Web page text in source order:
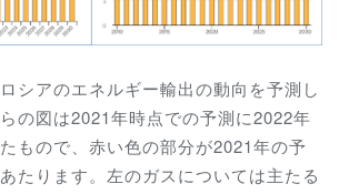
シアのエネルギー輸出の動向を予測し
の図は2021年時点での予測に2022年
もので、赤い色の部分が2021年の予
たります。左のガスについては主たる